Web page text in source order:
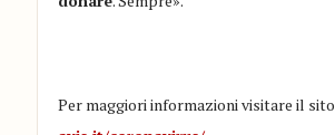
Per maggiori informazioni visitare il sito